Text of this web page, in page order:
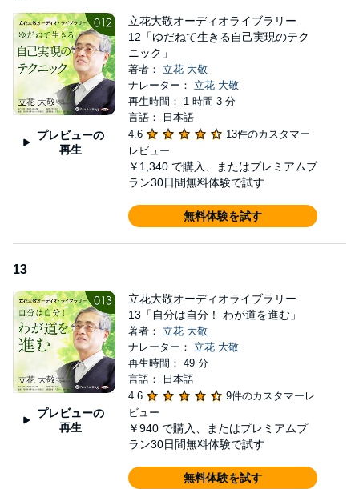
プレビューの
再生
立花大敬オーディオライブラリー
12「ゆだねて生きる自己実現のテク
ニック」
著者： 立花 大敬
ナレーター： 立花 大敬
再生時間： 1 時間 3 分
言語： 日本語
4.6
13件のカスタマー
レビュー
￥1,340 で購入、またはプレミアムプ
ラン30日間無料体験で試す
無料体験を試す
13
プレビューの
再生
立花大敬オーディオライブラリー
13「自分は自分！ わが道を進む」
著者： 立花 大敬
ナレーター： 立花 大敬
再生時間： 49 分
言語： 日本語
4.6
9件のカスタマーレ
ビュー
￥940 で購入、またはプレミアムプ
ラン30日間無料体験で試す
無料体験を試す